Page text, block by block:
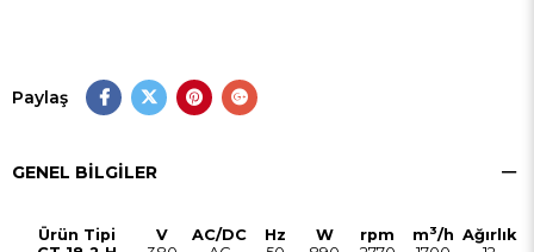
Paylaş
GENEL BILGILER
Ürün Tipi V AC/DC Hz W rpm m3/h Ağırlık